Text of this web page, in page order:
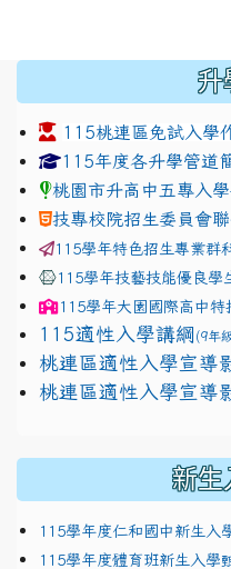
升
115桃連區免試入學
link to https://
115年度各升學管道
桃園市升高中五專入
技專校院招生委員會
115學年特色招生專業群
115學年技藝技能優良學
115學年大園國際高中特
115適性入學講綱 (9年
link to https://
桃連區適性入學宣導
link to https://
桃連區適性入學宣導
新生
115學年度仁和國中新生入
115學年度體育班新生入學